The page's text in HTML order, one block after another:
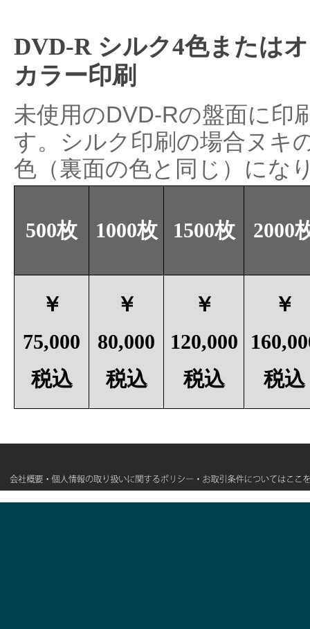
DVD-R シルク4色または
カラー印刷
未使用のDVD-Rの盤面に印
す。シルク印刷の場合ヌキ
色（裏面の色と同じ）にな
500枚 1000枚 1500枚 2000
￥
75,000
税込
￥
80,000
税込
￥
120,000
税込
￥
税込